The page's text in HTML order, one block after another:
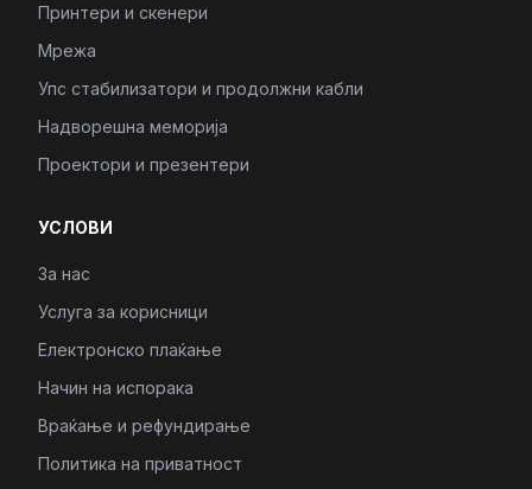
Принтери и скенери
Мрежа
Упс стабилизатори и продолжни кабли
Надворешна меморија
Проектори и презентери
УСЛОВИ
За нас
Услуга за корисници
Електронско плаќање
Начин на испорака
Враќање и рефундирање
Политика на приватност